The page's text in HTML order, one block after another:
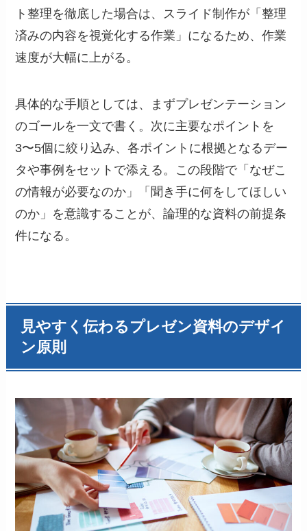
ト整理を徹底した場合は、スライド制作が「整理
済みの内容を視覚化する作業」になるため、作業
速度が大幅に上がる。
具体的な手順としては、まずプレゼンテーション
のゴールを一文で書く。次に主要なポイントを
3〜5個に絞り込み、各ポイントに根拠となるデー
タや事例をセットで添える。この段階で「なぜこ
の情報が必要なのか」「聞き手に何をしてほしい
のか」を意識することが、論理的な資料の前提条
件になる。
見やすく伝わるプレゼン資料のデザイ
ン原則